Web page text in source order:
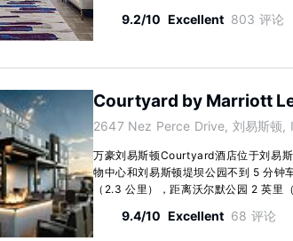
9.2/10 Excellent 803 评论
Courtyard by Marriott
2647 Nez Perce Drive, 刘易斯顿,
万豪刘易斯顿Courtyard酒店位于刘易
物中心和刘易斯顿堤坝公园不到 5 分钟
（2.3 公里），距离沃尔默公园 2 英里
9.4/10 Excellent 68 评论